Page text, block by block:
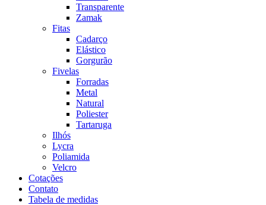
Transparente
Zamak
Fitas
Cadarço
Elástico
Gorgurão
Fivelas
Forradas
Metal
Natural
Poliester
Tartaruga
Ilhós
Lycra
Poliamida
Velcro
Cotações
Contato
Tabela de medidas